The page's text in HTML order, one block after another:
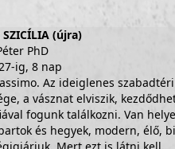
(újra)
PhD
ig, 8 nap
Az ideiglenes
a vásznat elviszik,
fogunk találkozni. Van
és hegyek, modern, élő,